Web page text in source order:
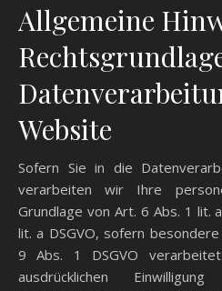
Allgemeine
Website
Sofern Sie in die
verarbeiten wir Ihre
Grundlage von Art. 6 Abs. 1 lit.
lit. a DSGVO, sofern
9 Abs. 1 DSGVO
ausdrücklichen